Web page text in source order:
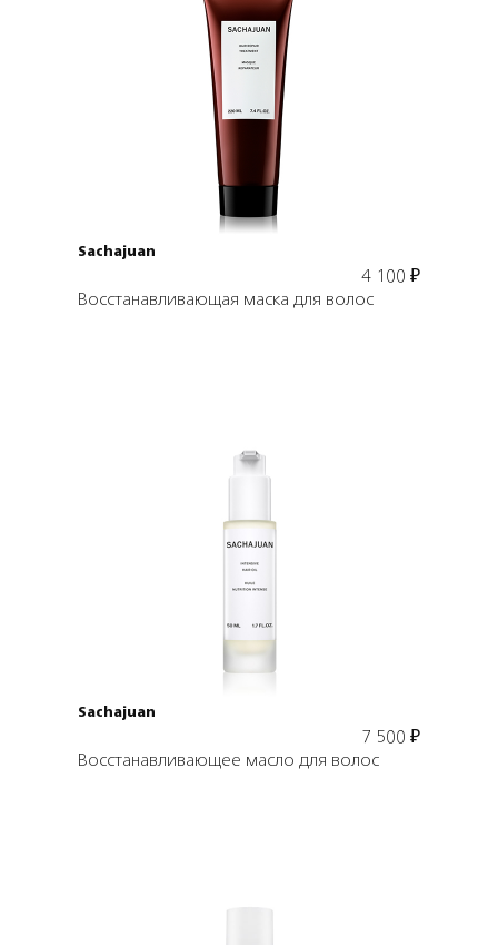
Подробнее
В корзину
Sachajuan
4 100 ₽
Восстанавливающая маска для волос
Подробнее
Sachajuan
7 500 ₽
Восстанавливающее масло для волос